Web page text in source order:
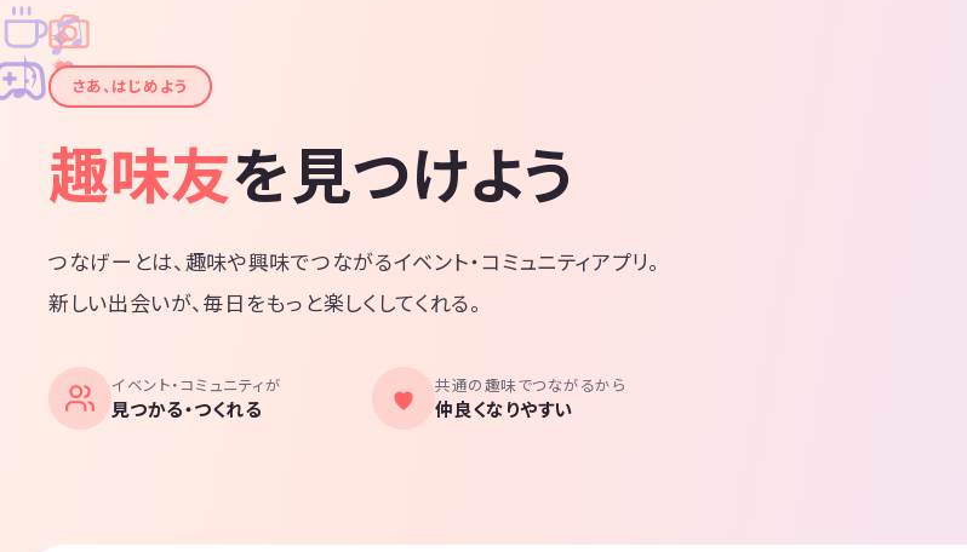
✦
✦
✧
✧
♪
♫
さあ、はじめよう
趣味友を見つけよう
つなげーとは、趣味や興味でつながるイベント・コミュニティアプリ。
新しい出会いが、毎日をもっと楽しくしてくれる。
イベント・コミュニティが
見つかる・つくれる
共通の趣味でつながるから
仲良くなりやすい